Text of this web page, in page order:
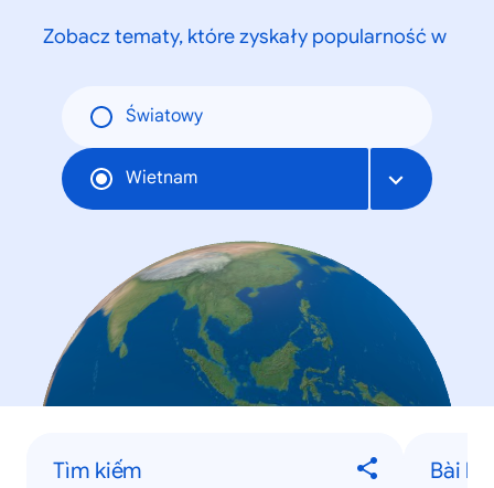
Zobacz tematy, które zyskały popularność w
Światowy
Wietnam
Tìm kiếm
Bài